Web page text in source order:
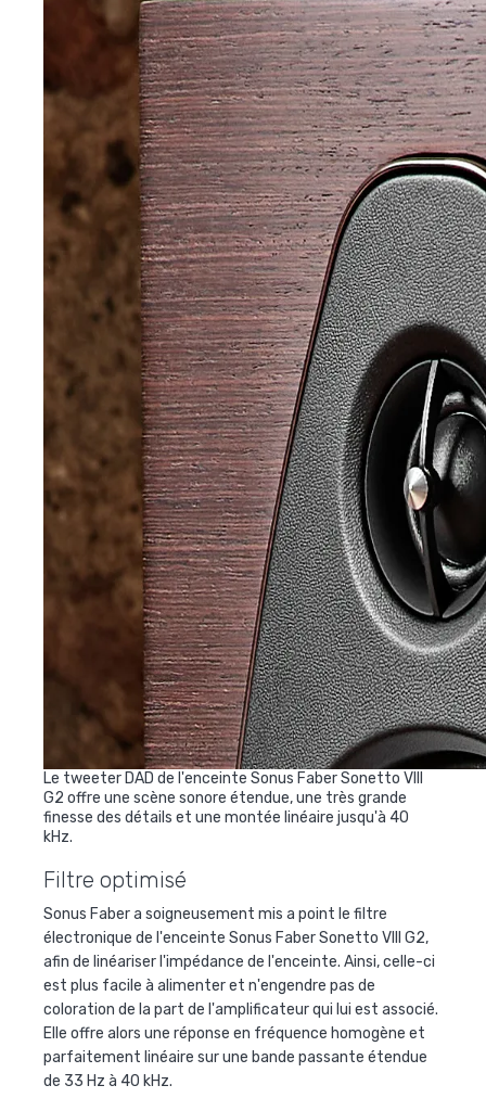
Le tweeter DAD de l'enceinte Sonus Faber Sonetto VIII
G2 offre une scène sonore étendue, une très grande
finesse des détails et une montée linéaire jusqu'à 40
kHz.
Filtre optimisé
Sonus Faber a soigneusement mis a point le filtre
électronique de l'enceinte Sonus Faber Sonetto VIII G2,
afin de linéariser l'impédance de l'enceinte. Ainsi, celle-ci
est plus facile à alimenter et n'engendre pas de
coloration de la part de l'amplificateur qui lui est associé.
Elle offre alors une réponse en fréquence homogène et
parfaitement linéaire sur une bande passante étendue
de 33 Hz à 40 kHz.